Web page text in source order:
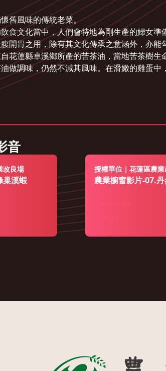
舊風味的傳統老菜。
食文化當中，人們會特地為剛生產的婦女
開胃之用，除有其文化傳承之意涵外，亦能
花蓮縣卓溪鄉所產的苦茶油，當地苦茶樹
做調味，仍然不減其風味。在滑嫩的雞蛋
音
改良場
巢溪蝦
授權單位｜花蓮區農
農業櫥窗影片-07.